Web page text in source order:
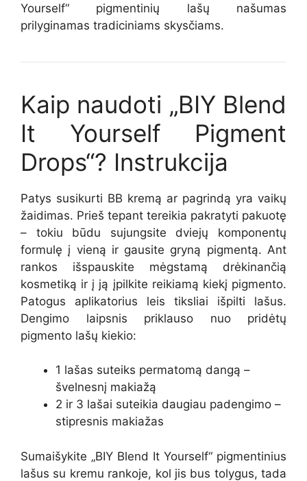
Yourself“ pigmentinių lašų našumas
prilyginamas tradiciniams skysčiams.
Kaip naudoti „BIY Blend
It Yourself Pigment
Drops“? Instrukcija
Patys susikurti BB kremą ar pagrindą yra vaikų
žaidimas. Prieš tepant tereikia pakratyti pakuotę
– tokiu būdu sujungsite dviejų komponentų
formulę į vieną ir gausite gryną pigmentą. Ant
rankos išspauskite mėgstamą drėkinančią
kosmetiką ir į ją įpilkite reikiamą kiekį pigmento.
Patogus aplikatorius leis tiksliai išpilti lašus.
Dengimo laipsnis priklauso nuo pridėtų
pigmento lašų kiekio:
1 lašas suteiks permatomą dangą –
švelnesnį makiažą
2 ir 3 lašai suteikia daugiau padengimo –
stipresnis makiažas
Sumaišykite „BIY Blend It Yourself“ pigmentinius
lašus su kremu rankoje, kol jis bus tolygus, tada